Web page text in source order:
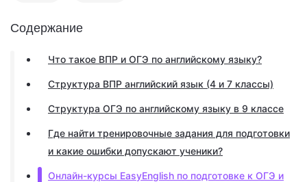
Содержание
Что такое ВПР и ОГЭ по английскому языку?
Структура ВПР английский язык (4 и 7 классы)
Структура ОГЭ по английскому языку в 9 классе
Где найти тренировочные задания для подготовки
и какие ошибки допускают ученики?
Онлайн-курсы EasyEnglish по подготовке к ОГЭ и